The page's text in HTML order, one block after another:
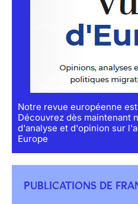
Notre revue européenne
Découvrez dès maintenant
d'analyse et d'opinion sur
Europe
PUBLICATIONS DE